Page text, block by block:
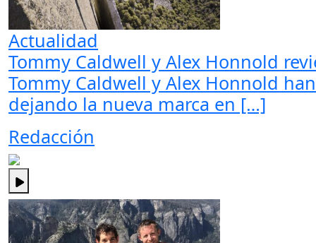
Actualidad
Tommy Caldwell y Alex Honnold
Tommy Caldwell y Alex Honnold
dejando la nueva marca en […]
Redacción